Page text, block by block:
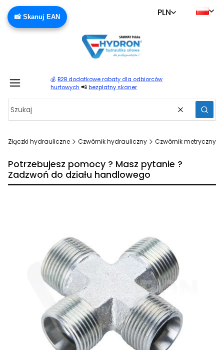
📸 Skanuj EAN PLN
💰 B2B dodatkowe rabaty dla odbiorców
hurtowych 📲 bezpłatny skaner
Wyczyść
Złączki hydrauliczne Czwórnik hydrauliczny Czwórnik metryczny
Potrzebujesz pomocy ? Masz pytanie ?
Zadzwoń do działu handlowego